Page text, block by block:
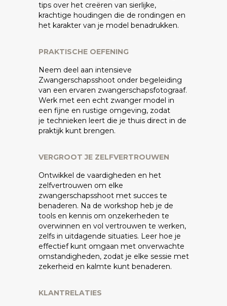
tips over het creëren van sierlijke,
krachtige houdingen die de rondingen en
het karakter van je model benadrukken.
Neem deel aan intensieve
Zwangerschapsshoot onder begeleiding
van een ervaren zwangerschapsfotograaf.
Werk met een echt zwanger model in
een fijne en rustige omgeving, zodat
je technieken leert die je thuis direct in de
praktijk kunt brengen.
PRAKTISCHE OEFENING
Ontwikkel de vaardigheden en het
zelfvertrouwen om elke
zwangerschapsshoot met succes te
benaderen. Na de workshop heb je de
tools en kennis om onzekerheden te
overwinnen en vol vertrouwen te werken,
zelfs in uitdagende situaties. Leer hoe je
effectief kunt omgaan met onverwachte
omstandigheden, zodat je elke sessie met
zekerheid en kalmte kunt benaderen.
VERGROOT JE ZELFVERTROUWEN
KLANTRELATIES